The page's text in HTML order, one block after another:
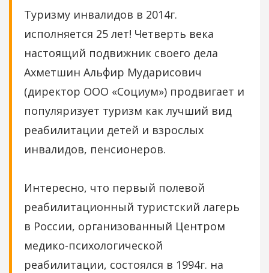
Туризму инвалидов в 2014г.
исполняется 25 лет! Четверть века
настоящий подвижник своего дела
Ахметшин Альфир Мударисович
(директор ООО «Социум») продвигает и
популяризует туризм как лучший вид
реабилитации детей и взрослых
инвалидов, пенсионеров.
Интересно, что первый полевой
реабилитационный туристский лагерь
в России, организованный Центром
медико-психологической
реабилитации, состоялся в 1994г. на